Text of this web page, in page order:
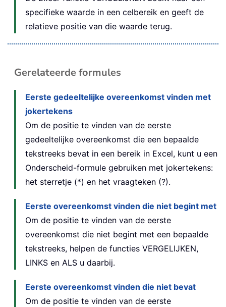
specifieke waarde in een celbereik en geeft de
relatieve positie van die waarde terug.
Gerelateerde formules
Eerste gedeeltelijke overeenkomst vinden met
jokertekens
Om de positie te vinden van de eerste
gedeeltelijke overeenkomst die een bepaalde
tekstreeks bevat in een bereik in Excel, kunt u een
Onderscheid-formule gebruiken met jokertekens:
het sterretje (*) en het vraagteken (?).
Eerste overeenkomst vinden die niet begint met
Om de positie te vinden van de eerste
overeenkomst die niet begint met een bepaalde
tekstreeks, helpen de functies VERGELIJKEN,
LINKS en ALS u daarbij.
Eerste overeenkomst vinden die niet bevat
Om de positie te vinden van de eerste